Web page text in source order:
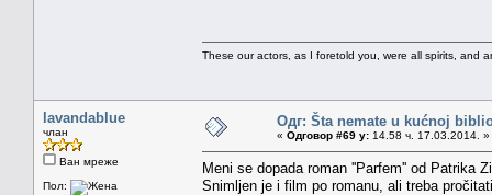
These our actors, as I foretold you, were all spirits, and
lavandablue
члан
Ван мреже
Пол:
Одг: Šta nemate u kućnoj
« Одговор #69 у: 14.58 ч. 17.03.2014. »
Meni se dopada roman ''Parfem'' od Patrika
Snimljen je i film po romanu, ali treba